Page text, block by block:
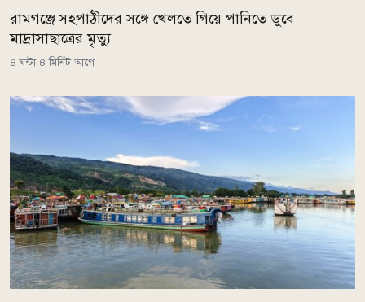
রামগঞ্জে সহপাঠীদের সঙ্গে খেলতে গিয়ে পানিতে ডুবে
মাদ্রাসাছাত্রের মৃত্যু
৪ ঘন্টা ৪ মিনিট আগে